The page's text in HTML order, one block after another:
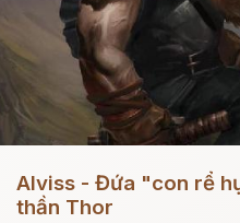
Alviss - Đứa "con rể
thần Thor